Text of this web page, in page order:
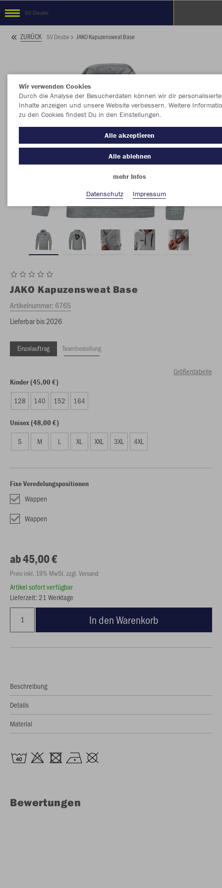
SV Deube
ZURÜCK SV Deube JAKO Kapuzensweat Base
JAKO Kapuzensweat Base
Artikelnummer: 6765
Lieferbar bis 2026
Einzelauftrag Teambestellung
Größentabelle
Kinder (45,00 €)
128 140 152 164
Unisex (48,00 €)
S M L XL XXL 3XL 4XL
Fixe Veredelungspositionen
Wappen
Wappen
ab 45,00 €
Preis inkl. 19% MwSt. zzgl. Versand
Artikel sofort verfügbar
Lieferzeit: 21 Werktage
In den Warenkorb
Beschreibung
Details
Material
Bewertungen
Wir verwenden Cookies
Durch die Analyse der Besucherdaten können wir dir personalisierte
Inhalte anzeigen und unsere Website verbessern. Weitere
zu den Cookies findest Du in den Einstellungen.
Alle akzeptieren
Alle ablehnen
mehr Infos
Datenschutz
Impressum